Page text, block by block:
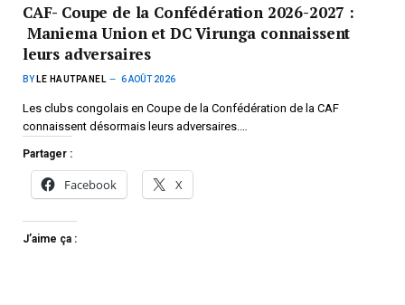
CAF- Coupe de la Confédération 2026-2027 :
Maniema Union et DC Virunga connaissent
leurs adversaires
BY LE HAUTPANEL 6 AOÛT 2026
Les clubs congolais en Coupe de la Confédération de la CAF
connaissent désormais leurs adversaires.…
Partager :
Facebook X
J’aime ça :